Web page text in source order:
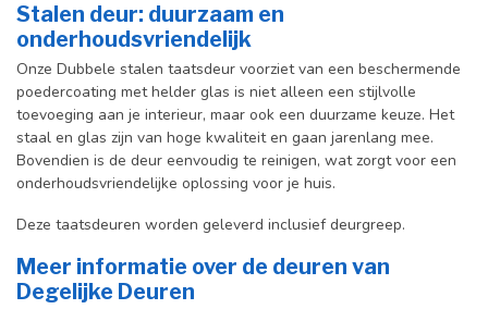
Stalen deur: duurzaam en
onderhoudsvriendelijk
Onze Dubbele stalen taatsdeur voorziet van een beschermende
poedercoating met helder glas is niet alleen een stijlvolle
toevoeging aan je interieur, maar ook een duurzame keuze. Het
staal en glas zijn van hoge kwaliteit en gaan jarenlang mee.
Bovendien is de deur eenvoudig te reinigen, wat zorgt voor een
onderhoudsvriendelijke oplossing voor je huis.
Deze taatsdeuren worden geleverd inclusief deurgreep.
Meer informatie over de deuren van
Degelijke Deuren